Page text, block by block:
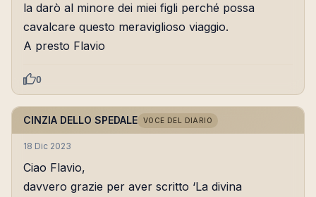
la darò al minore dei miei figli perché possa
cavalcare questo meraviglioso viaggio.
A presto Flavio
0
CINZIA DELLO SPEDALE VOCE DEL DIARIO
18 Dic 2023
Ciao Flavio,
davvero grazie per aver scritto ‘La divina